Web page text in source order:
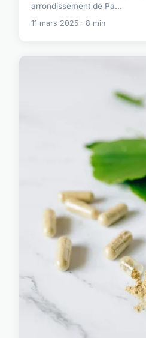
arrondissement de Pa...
11 mars 2025 · 8 min